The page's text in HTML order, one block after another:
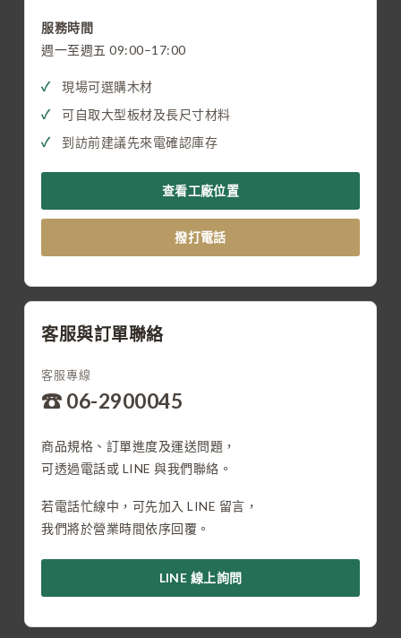
服務時間
週一至週五 09:00–17:00
現場可選購木材
可自取大型板材及長尺寸材料
到訪前建議先來電確認庫存
查看工廠位置
撥打電話
客服與訂單聯絡
客服專線
☎ 06-2900045
商品規格、訂單進度及運送問題，
可透過電話或 LINE 與我們聯絡。
若電話忙線中，可先加入 LINE 留言，
我們將於營業時間依序回覆。
LINE 線上詢問